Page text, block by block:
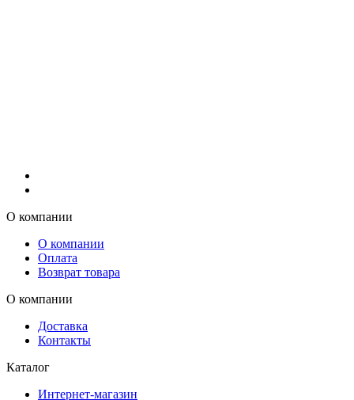
О компании
О компании
Оплата
Возврат товара
О компании
Доставка
Контакты
Каталог
Интернет-магазин